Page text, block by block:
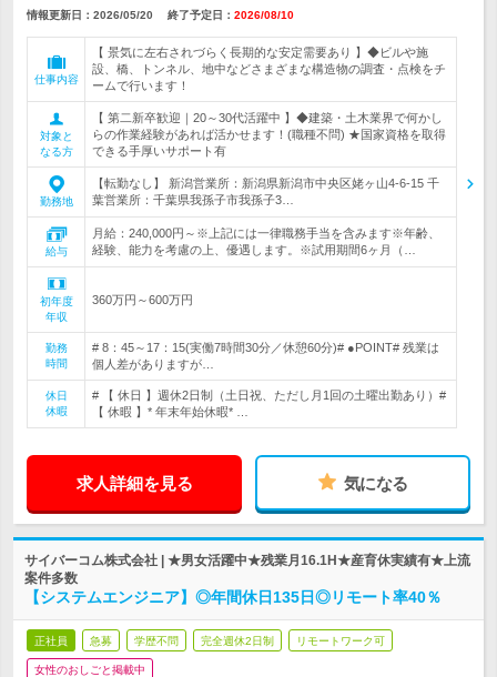
情報更新日：2026/05/20 終了予定日： 2026/08/10
仕事内容
【 景気に左右されづらく長期的な安定需要あり 】◆ビルや施
設、橋、トンネル、地中などさまざまな構造物の調査・点検をチ
ームで行います！
対象と
なる方
【 第二新卒歓迎｜20～30代活躍中 】◆建築・土木業界で何かし
らの作業経験があれば活かせます！(職種不問) ★国家資格を取得
できる手厚いサポート有
勤務地
【転勤なし】 新潟営業所：新潟県新潟市中央区姥ヶ山4-6-15 千
葉営業所：千葉県我孫子市我孫子3…
給与
月給：240,000円～※上記には一律職務手当を含みます※年齢、
経験、能力を考慮の上、優遇します。※試用期間6ヶ月（…
初年度
年収
360万円～600万円
勤務
時間
# 8：45～17：15(実働7時間30分／休憩60分)# ●POINT# 残業は
個人差がありますが…
休日
休暇
# 【 休日 】週休2日制（土日祝、ただし月1回の土曜出勤あり）#
【 休暇 】* 年末年始休暇* …
求人詳細を見る 気になる
サイバーコム株式会社 | ★男女活躍中★残業月16.1H★産育休実績有★上流
案件多数
【システムエンジニア】◎年間休日135日◎リモート率40％
正社員 急募 学歴不問 完全週休2日制 リモートワーク可
女性のおしごと掲載中